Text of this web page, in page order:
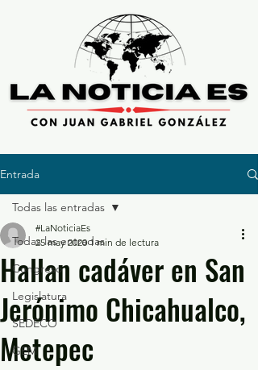
Entrada
Todas las entradas
Congreso
Legislatura
SEDECO
GEM
Todas las entradas
Hallan cadáver en San
Jerónimo Chicahualco,
Metepec
#LaNoticiaEs
25 may 2020 1 min de lectura